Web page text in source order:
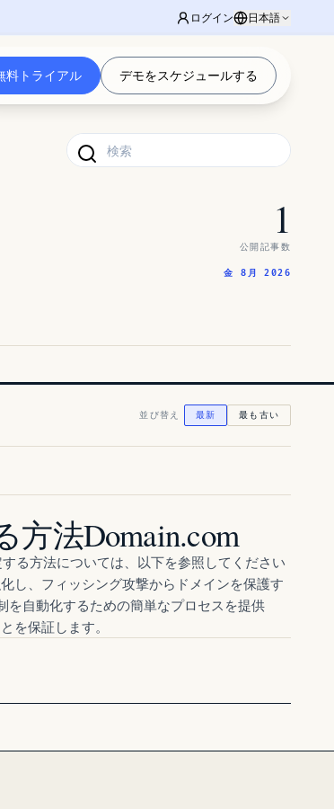
ログイン 日本語
料トライアル デモをスケジュールする
1
公開記事数
金 8月 2026
並び替え 最新 最も古い
法Domain.com
る方法については、以下を参照してください
し、フィッシング攻撃からドメインを保護す
を自動化するための簡単なプロセスを提供
を保証します。